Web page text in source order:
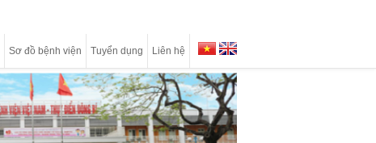
Sơ đồ bệnh viện Tuyển dụng Liên hệ